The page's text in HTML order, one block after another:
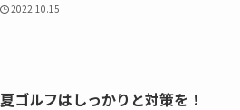
2022.10.15
夏ゴルフはしっかりと対策を！